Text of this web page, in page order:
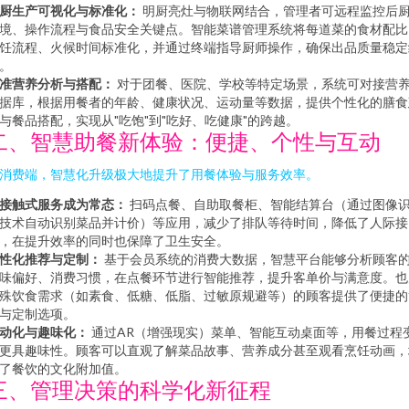
生产可视化与标准化： 明厨亮灶与物联网结合，管理者可远程监控后
、操作流程与食品安全关键点。智能菜谱管理系统将每道菜的食材配
流程、火候时间标准化，并通过终端指导厨师操作，确保出品质量稳
营养分析与搭配： 对于团餐、医院、学校等特定场景，系统可对接营
库，根据用餐者的年龄、健康状况、运动量等数据，提供个性化的膳
餐品搭配，实现从"吃饱"到"吃好、吃健康"的跨越。
、智慧助餐新体验：便捷、个性与互动
费端，智慧化升级极大地提升了用餐体验与服务效率。
触式服务成为常态： 扫码点餐、自助取餐柜、智能结算台（通过图像
术自动识别菜品并计价）等应用，减少了排队等待时间，降低了人际接
在提升效率的同时也保障了卫生安全。
化推荐与定制： 基于会员系统的消费大数据，智慧平台能够分析顾客
偏好、消费习惯，在点餐环节进行智能推荐，提升客单价与满意度。
饮食需求（如素食、低糖、低脂、过敏原规避等）的顾客提供了便捷
定制选项。
化与趣味化： 通过AR（增强现实）菜单、智能互动桌面等，用餐过程
具趣味性。顾客可以直观了解菜品故事、营养成分甚至观看烹饪动画
餐饮的文化附加值。
、管理决策的科学化新征程